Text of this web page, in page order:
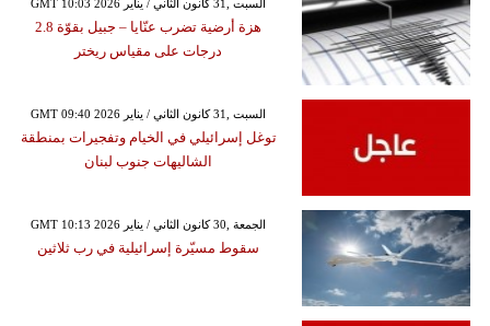
GMT 10:03 2026 السبت ,31 كانون الثاني / يناير
هزة أرضية تضرب عنّايا – جبيل بقوّة 2.8
درجات على مقياس ريختر
GMT 09:40 2026 السبت ,31 كانون الثاني / يناير
توغل إسرائيلي في الخيام وتفجيرات بمنطقة
الشاليهات جنوب لبنان
GMT 10:13 2026 الجمعة ,30 كانون الثاني / يناير
سقوط مسيّرة إسرائيلية في رب ثلاثين